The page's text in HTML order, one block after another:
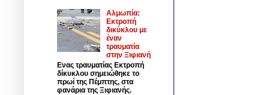
Αλμωπία:
Εκτροπή
δικύκλου με
έναν
τραυματία
στην Ξιφιανή
Ενας τραυματίας Εκτροπή
δίκυκλου σημειώθηκε το
πρωί της Πέμπτης, στα
φανάρια της Ξιφιανής.